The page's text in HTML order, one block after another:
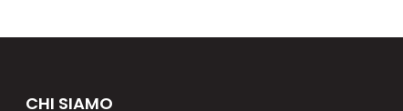
CHI SIAMO